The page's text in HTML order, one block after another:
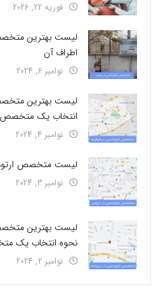
فوریه 22, 2026
لیست بهترین
اطراف آن
نوامبر 6, 2024
لیست بهترین
انتخاب یک متخصص
نوامبر 4, 2024
لیست متخصص
نوامبر 3, 2024
لیست بهترین
نحوه انتخاب یک
نوامبر 2, 2024